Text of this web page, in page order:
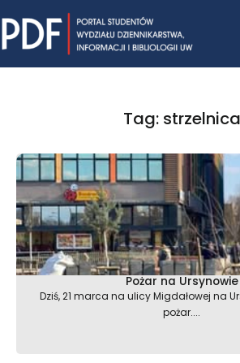
to
content
Tag: strzelnica
Pożar na Ursynowie
Dziś, 21 marca na ulicy Migdałowej na
pożar....